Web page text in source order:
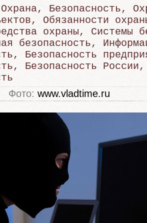
Охрана, Безопасность,
, Обязанности
охраны, Системы
безопасность,
, Безопасность
, Безопасность России
Фото: www.vladtime.ru